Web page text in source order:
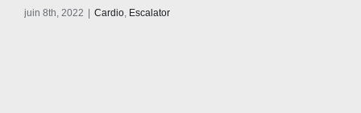
juin 8th, 2022 Cardio, Escalator